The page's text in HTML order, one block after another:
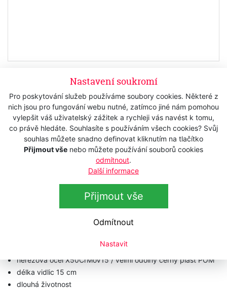
Nastavení soukromí
Pro poskytování služeb používáme soubory cookies. Některé z
nich jsou pro fungování webu nutné, zatímco jiné nám pomohou
vylepšit váš uživatelský zážitek a rychleji vás navést k tomu,
co právě hledáte. Souhlasíte s používáním všech cookies? Svůj
souhlas můžete snadno definovat kliknutím na tlačítko
Přijmout vše nebo můžete používání souborů cookies
odmítnout.
Další informace
Přijmout vše
Odmítnout
Nastavit
560 Kč s DPH
462,81 Kčbez DPH
Koupit
Popis
Technická data
BURGVOGEL Solingen 8030.861.15.0
dranžírovací a servírovací vidlička na maso
nerezová ocel X50CrMoV15 / velmi odolný černý plast POM
délka vidlic 15 cm
dlouhá životnost